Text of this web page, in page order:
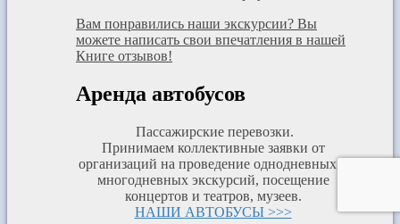
Вам понравились наши экскурсии? Вы
можете написать свои впечатления в нашей
Книге отзывов!
Аренда автобусов
Пассажирские перевозки.
Принимаем коллективные заявки от
организаций на проведение однодневных и
многодневных экскурсий, посещение
концертов и театров, музеев.
НАШИ АВТОБУСЫ >>>